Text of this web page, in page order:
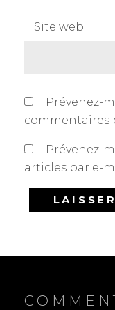
Site web
Prévenez-
commentaires
Prévenez-
articles par e-